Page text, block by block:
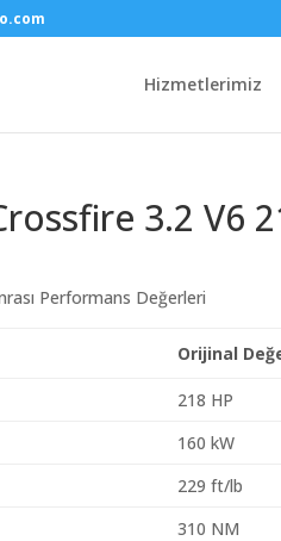
Hizmetlerimiz
3.2 V6
Performans Değerleri
Orijinal
218 HP
160 kW
229 ft/lb
310 NM